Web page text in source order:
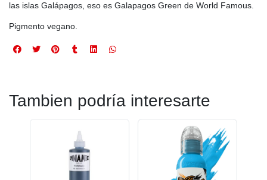
las islas Galápagos, eso es Galapagos Green de World Famous.
Pigmento vegano.
Tambien podría interesarte